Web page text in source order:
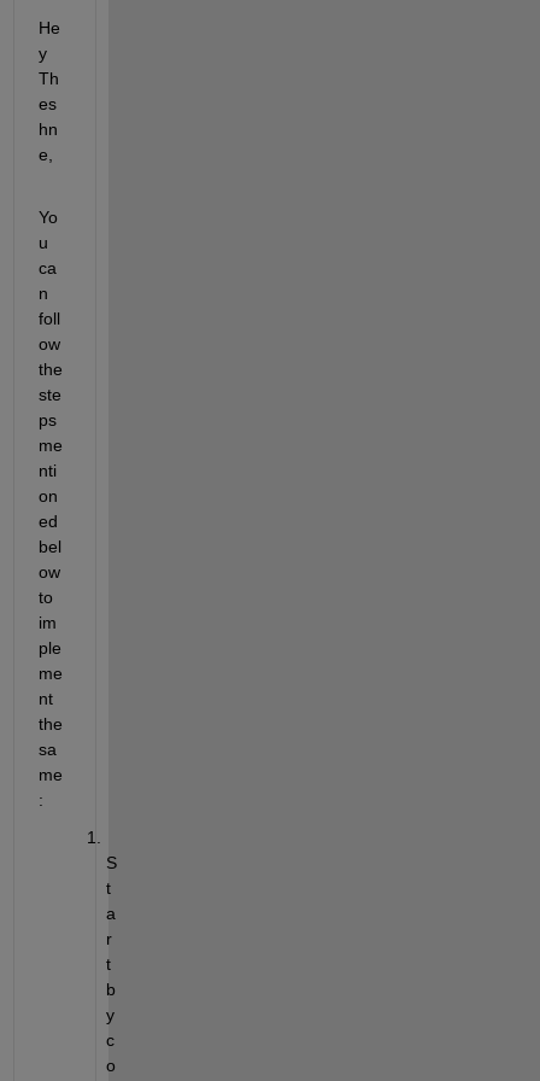
He
y
Th
es
hn
e,
Yo
u
ca
n
foll
ow
the
ste
ps
me
nti
on
ed
bel
ow
to
im
ple
me
nt
the
sa
me
:
S
t
a
r
t
b
y
c
o